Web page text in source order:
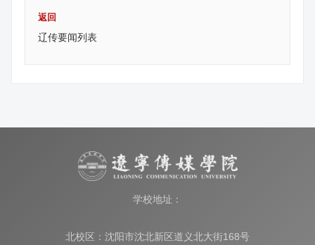
返回
辽传要闻列表
学校地址：
北校区：沈阳市沈北新区道义北大街168号